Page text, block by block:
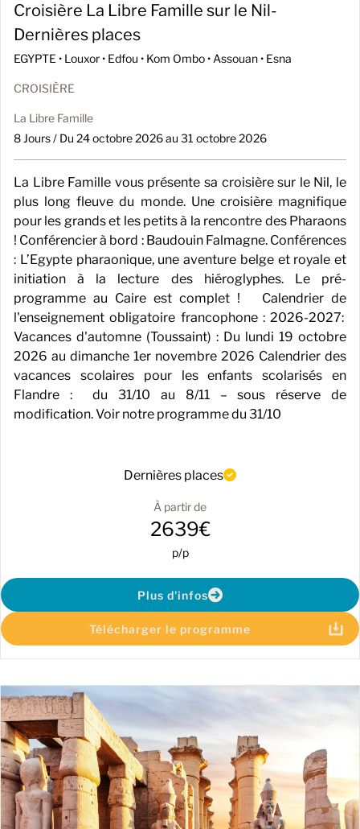
Croisière La Libre Famille sur le Nil-
Dernières places
EGYPTE • Louxor • Edfou • Kom Ombo • Assouan • Esna
CROISIÈRE
La Libre Famille
8 Jours / Du 24 octobre 2026 au 31 octobre 2026
La Libre Famille vous présente sa croisière sur le Nil, le
plus long fleuve du monde. Une croisière magnifique
pour les grands et les petits à la rencontre des Pharaons
! Conférencier à bord : Baudouin Falmagne. Conférences
: L’Egypte pharaonique, une aventure belge et royale et
initiation à la lecture des hiéroglyphes. Le pré-
programme au Caire est complet ! Calendrier de
l'enseignement obligatoire francophone : 2026-2027:
Vacances d'automne (Toussaint) : Du lundi 19 octobre
2026 au dimanche 1er novembre 2026 Calendrier des
vacances scolaires pour les enfants scolarisés en
Flandre : du 31/10 au 8/11 – sous réserve de
modification. Voir notre programme du 31/10
Dernières places
À partir de
2639€
p/p
Plus d'infos
Télécharger le programme